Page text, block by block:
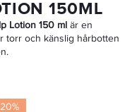
150ML
Lotion 150 ml är en
torr och känslig hårbotten